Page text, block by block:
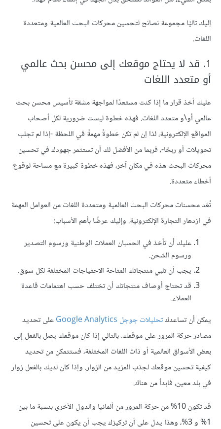
إليك تاليًا مجموعة نصائح لتحسين محركات البحث العالمية ومتعددة
اللغات.
1. قد لا يحتاج موقعك إلى محسن بحث عالمي
أو متعدد اللغات
عليك أخذ قرار ما إذا كنت مستعدًا لمواجهة مشقة تأسيس محسن بحث
عالمي أو\و متعدد اللغات. فهذه خطوة ليست ضرورية لكل أصحاب
المواقع الإلكترونية، لذا إن لم تكن خطوةً مهمةً في اللحظة -إذا لم تجلب
تحويلات أو ربحًا-، فربما من الأفضل لك أن تستثمر جهودك في تحسين
محركات البحث هذه في مكان آخر، فهذه خطوة كبيرة مع مساحة لوقوع
أخطاء متعددة.
تُعَد محسنات محركات البحث العالمية ومتعددة اللغات من العوامل المهمة
في ازدهار التجارة الإلكترونية. وإليك عرضًا بأهم الأسباب:
عليك أن تأخذ في الحسبان العملات الوطنية ورسوم التصدير
ورسوم الشحن.
يجب أن تلبي منتجاتك المتاحة الاحتياجات المختلفة لكل سوق.
قد تحتاج أوصاف منتجاتك أن تختلف حسب اهتمامات قاعدة
العملاء.
يمكن أن تساعدكتحليلات جوجل Google Analytics
على تحديد
مصادر حركة المرور على موقعك. بالتالي إذا كان موقعك يصل بالفعل إلى
بعض الأسواق العالمية أو ذات اللغات المختلفة، فستتمكن من تحديد
كيفية تحسين موقعك لجذب المزيد من الزوار. وإذا كان لديك بالفعل زوار
في بلد معين، فابدأ من هناك.
قد تكون 10% من حركة المرور من ألمانيا والدول الأخرى بنسبة ما بين
1% و 3%، وهذا يدل على أن تركيزك يجب أن يكون على تحسين